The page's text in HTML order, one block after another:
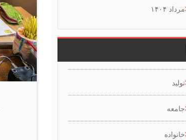
مرداد ۱۴۰۴
تولید
جامعه
خانواده